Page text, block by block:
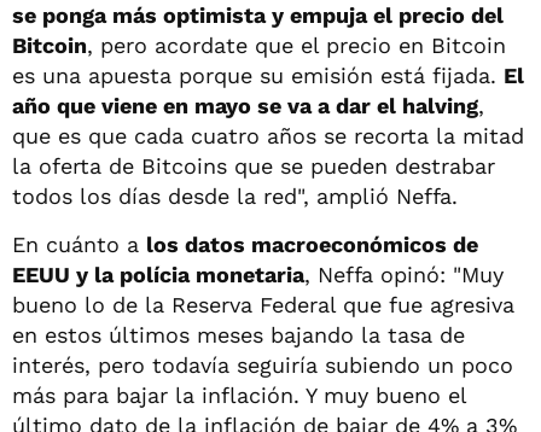
se ponga más optimista y empuja el precio del
Bitcoin, pero acordate que el precio en Bitcoin
es una apuesta porque su emisión está fijada. El
año que viene en mayo se va a dar el halving,
que es que cada cuatro años se recorta la mitad
la oferta de Bitcoins que se pueden destrabar
todos los días desde la red", amplió Neffa.
En cuánto a los datos macroeconómicos de
EEUU y la polícia monetaria, Neffa opinó: "Muy
bueno lo de la Reserva Federal que fue agresiva
en estos últimos meses bajando la tasa de
interés, pero todavía seguiría subiendo un poco
más para bajar la inflación. Y muy bueno el
último dato de la inflación de bajar de 4% a 3%